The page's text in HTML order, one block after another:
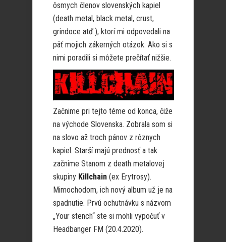
ôsmych členov slovenských kapiel
(death metal, black metal, crust,
grindoce atď.), ktorí mi odpovedali na
päť mojich zákerných otázok. Ako si s
nimi poradili si môžete prečítať nižšie.
Začnime pri tejto téme od konca, čiže
na východe Slovenska. Zobrala som si
na slovo až troch pánov z rôznych
kapiel. Starší majú prednosť a tak
začnime Stanom z death metalovej
skupiny Killchain (ex Erytrosy).
Mimochodom, ich nový album už je na
spadnutie. Prvú ochutnávku s názvom
„Your stench“ ste si mohli vypočuť v
Headbanger FM (20.4.2020).